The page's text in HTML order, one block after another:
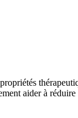
aider à